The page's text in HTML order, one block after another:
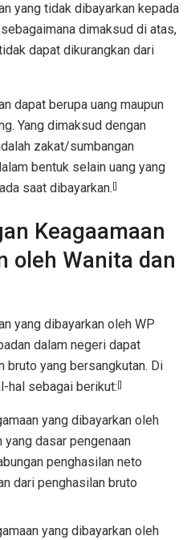
yang tidak dibayarkan kepada
dimaksud di atas,
dapat dikurangkan dari
dapat berupa uang maupun
Yang dimaksud dengan
zakat/sumbangan
bentuk selain uang yang
saat dibayarkan.
Keagaamaan
oleh Wanita dan
yang dibayarkan oleh WP
dalam negeri dapat
bruto yang bersangkutan. Di
hal sebagai berikut:
yang dibayarkan oleh
dasar pengenaan
penghasilan neto
dari penghasilan bruto
yang dibayarkan oleh